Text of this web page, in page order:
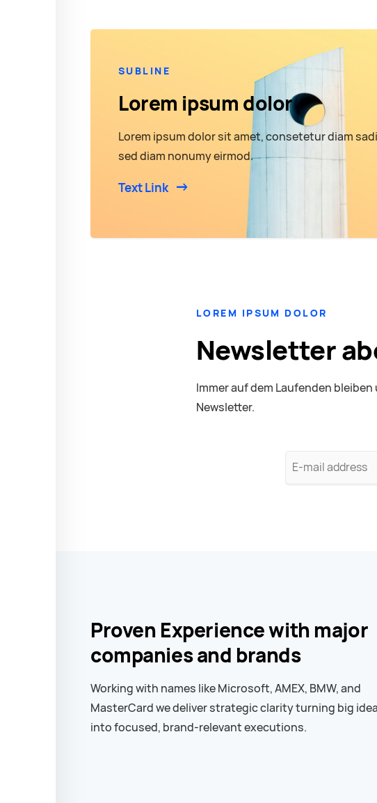
SUBLINE
Lorem ipsum dolor
Lorem ipsum dolor sit amet, consetetur diam
sed diam nonumy eirmod.
Text Link
LOREM IPSUM DOLOR
Newsletter
Immer auf dem Laufenden
Newsletter.
E-
Proven Experience with major
companies and brands
Working with names like Microsoft, AMEX, BMW, and
MasterCard we deliver strategic clarity turning big
into focused, brand-relevant executions.